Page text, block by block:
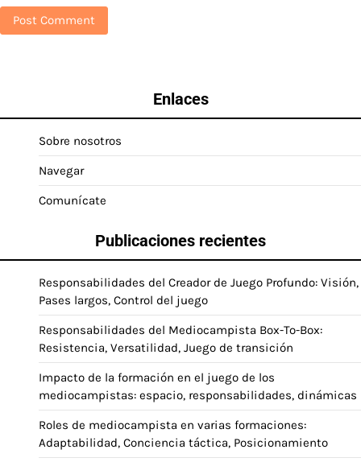
Enlaces
Sobre nosotros
Navegar
Comunícate
Publicaciones recientes
Responsabilidades del Creador de Juego Profundo: Visión,
Pases largos, Control del juego
Responsabilidades del Mediocampista Box-To-Box:
Resistencia, Versatilidad, Juego de transición
Impacto de la formación en el juego de los
mediocampistas: espacio, responsabilidades, dinámicas
Roles de mediocampista en varias formaciones:
Adaptabilidad, Conciencia táctica, Posicionamiento